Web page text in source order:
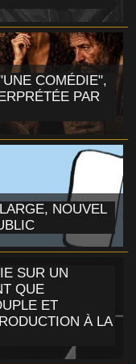
COMÉDIE",
PAR
NOUVEL
SUR UN
QUE
ET
À LA